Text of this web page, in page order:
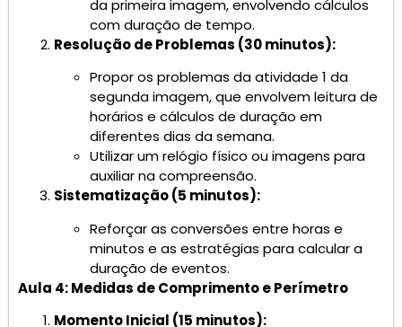
da primeira imagem, envolvendo cálculos
com duração de tempo.
Resolução de Problemas (30 minutos):
Propor os problemas da atividade 1 da
segunda imagem, que envolvem leitura de
horários e cálculos de duração em
diferentes dias da semana.
Utilizar um relógio físico ou imagens para
auxiliar na compreensão.
Sistematização (5 minutos):
Reforçar as conversões entre horas e
minutos e as estratégias para calcular a
duração de eventos.
Aula 4: Medidas de Comprimento e Perímetro
Momento Inicial (15 minutos):